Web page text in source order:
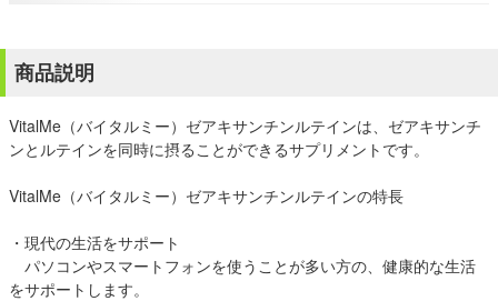
商品説明
VitalMe（バイタルミー）ゼアキサンチンルテインは、ゼアキサンチ
ンとルテインを同時に摂ることができるサプリメントです。
VitalMe（バイタルミー）ゼアキサンチンルテインの特長
・現代の生活をサポート
パソコンやスマートフォンを使うことが多い方の、健康的な生活
をサポートします。